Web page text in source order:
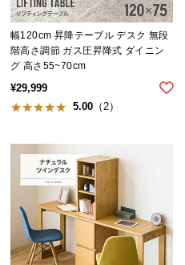
つ
い
て
開
梱
置
サ
ー
ビ
に
つ
幅120cm 昇降テーブル デスク 無段
階高さ調節 ガス圧昇降式 ダイニン
グ 高さ55~70cm
¥29,999
5.00 （2）